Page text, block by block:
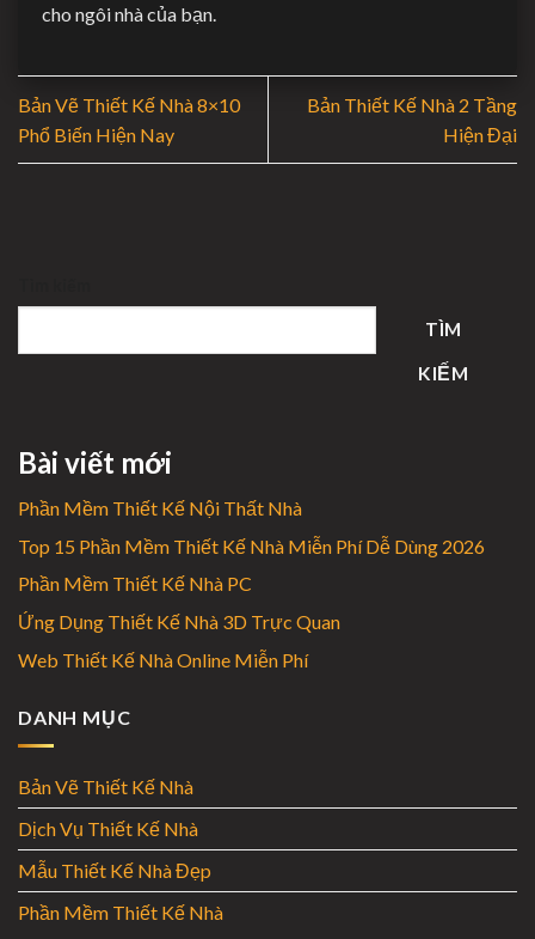
cho ngôi nhà của bạn.
Bản Vẽ Thiết Kế Nhà 8×10
Phổ Biến Hiện Nay
Bản Thiết Kế Nhà 2 Tầng
Hiện Đại
TÌM
KIẾM
Bài viết mới
Phần Mềm Thiết Kế Nội Thất Nhà
Top 15 Phần Mềm Thiết Kế Nhà Miễn Phí Dễ Dùng 2026
Phần Mềm Thiết Kế Nhà PC
Ứng Dụng Thiết Kế Nhà 3D Trực Quan
Web Thiết Kế Nhà Online Miễn Phí
DANH MỤC
Bản Vẽ Thiết Kế Nhà
Dịch Vụ Thiết Kế Nhà
Mẫu Thiết Kế Nhà Đẹp
Phần Mềm Thiết Kế Nhà